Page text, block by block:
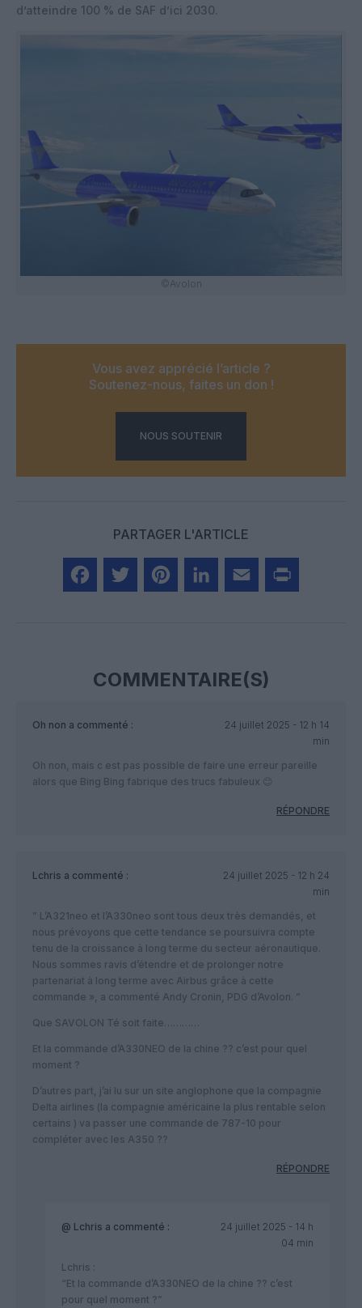
d’atteindre 100 % de SAF d’ici 2030.
©Avolon
Vous avez apprécié l’article ?
Soutenez-nous, faites un don !
NOUS SOUTENIR
PARTAGER L'ARTICLE
COMMENTAIRE(S)
Oh non a commenté :
24 juillet 2025 - 12 h 14
min
Oh non, mais c est pas possible de faire une erreur pareille
alors que Bing Bing fabrique des trucs fabuleux 😊
RÉPONDRE
Lchris a commenté :
24 juillet 2025 - 12 h 24
min
” L’A321neo et l’A330neo sont tous deux très demandés, et
nous prévoyons que cette tendance se poursuivra compte
tenu de la croissance à long terme du secteur aéronautique.
Nous sommes ravis d’étendre et de prolonger notre
partenariat à long terme avec Airbus grâce à cette
commande », a commenté Andy Cronin, PDG d’Avolon. ”
Que SAVOLON Té soit faite…………
Et la commande d’A330NEO de la chine ?? c’est pour quel
moment ?
D’autres part, j’ai lu sur un site anglophone que la compagnie
Delta airlines (la compagnie américaine la plus rentable selon
certains ) va passer une commande de 787-10 pour
compléter avec les A350 ??
RÉPONDRE
@ Lchris a commenté :
24 juillet 2025 - 14 h
04 min
Lchris :
“Et la commande d’A330NEO de la chine ?? c’est
pour quel moment ?”